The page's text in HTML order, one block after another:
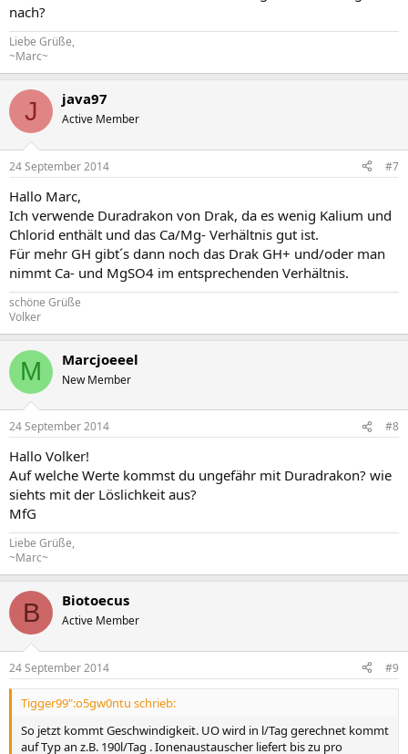
nach?
Liebe Grüße,
~Marc~
J java97
Active Member
24 September 2014 #7
Hallo Marc,
Ich verwende Duradrakon von Drak, da es wenig Kalium und
Chlorid enthält und das Ca/Mg- Verhältnis gut ist.
Für mehr GH gibt´s dann noch das Drak GH+ und/oder man
nimmt Ca- und MgSO4 im entsprechenden Verhältnis.
schöne Grüße
Volker
M Marcjoeeel
New Member
24 September 2014 #8
Hallo Volker!
Auf welche Werte kommst du ungefähr mit Duradrakon? wie
siehts mit der Löslichkeit aus?
MfG
Liebe Grüße,
~Marc~
B Biotoecus
Active Member
24 September 2014 #9
Tigger99":o5gw0ntu schrieb:
So jetzt kommt Geschwindigkeit. UO wird in l/Tag gerechnet kommt
auf Typ an z.B. 190l/Tag . Ionenaustauscher liefert bis zu pro